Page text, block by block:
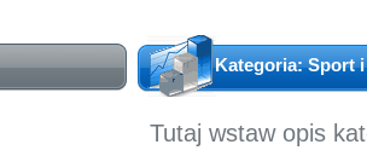
Kategoria: Sport
Tutaj wstaw opis